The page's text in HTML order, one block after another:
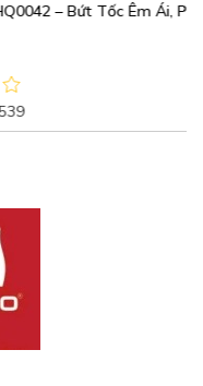
Phong Cách Hiện Đại